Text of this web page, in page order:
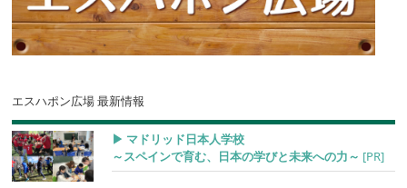
エスハポン広場 最新情報
▶︎ マドリッド日本人学校
～スペインで育む、日本の学びと未来への力～ [PR]